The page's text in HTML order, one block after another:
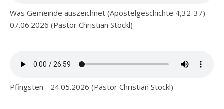
Was Gemeinde auszeichnet (Apostelgeschichte 4,32-37) -
07.06.2026 (Pastor Christian Stöckl)
Pfingsten - 24.05.2026 (Pastor Christian Stöckl)